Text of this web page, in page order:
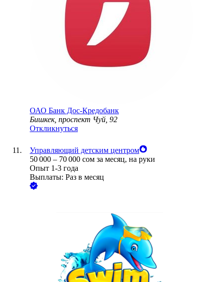
ОАО Банк Дос-Кредобанк
Бишкек, проспект Чуй, 92
Откликнуться
Управляющий детским центром
50 000 – 70 000 сом за месяц, на руки
Опыт 1-3 года
Выплаты: Раз в месяц